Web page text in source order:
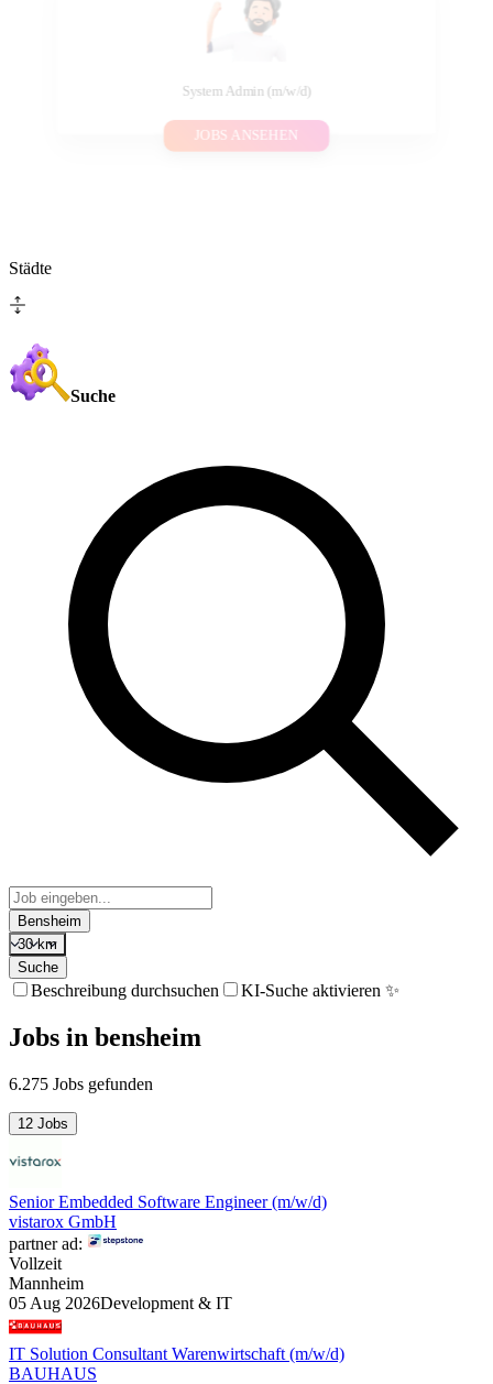
System Admin (m/w/d)
JOBS ANSEHEN
Städte
Suche
Bensheim
30 km
Suche
Beschreibung durchsuchen KI-Suche aktivieren ✨
Jobs in bensheim
6.275 Jobs gefunden
12 Jobs
Senior Embedded Software Engineer (m/w/d)
vistarox GmbH
partner ad:
Vollzeit
Mannheim
05 Aug 2026Development & IT
IT Solution Consultant Warenwirtschaft (m/w/d)
BAUHAUS